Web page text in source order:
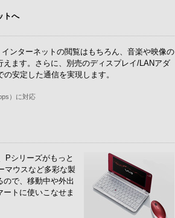
トへ
ンターネットの閲覧はもちろん、音楽や映像の
ます。さらに、別売のディスプレイ/LANアダ
安定した通信を実現します。
）に対応
Pシリーズがもっと
マウスなど多彩な製
で、移動中や外出
トに使いこなせま